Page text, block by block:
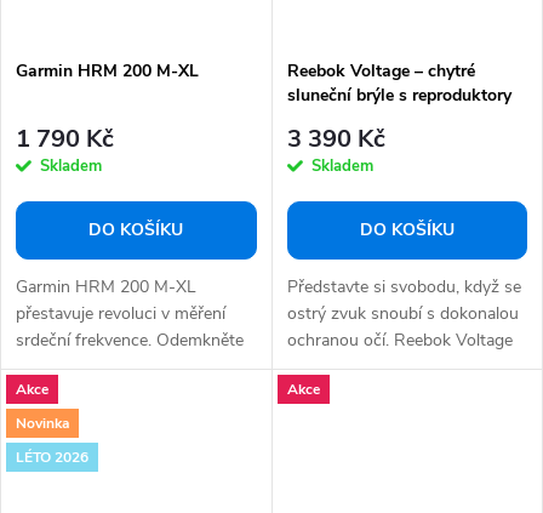
Garmin HRM 200 M-XL
1 790 Kč
Skladem
DO KOŠÍKU
Garmin HRM 200 M-XL
přestavuje revoluci v měření
srdeční frekvence. Odemkněte
hlubší porozumění...
Reebok Voltage – chytré
sluneční brýle s reproduktory
3 390 Kč
Skladem
DO KOŠÍKU
Představte si svobodu, když se
ostrý zvuk snoubí s dokonalou
ochranou očí. Reebok Voltage
–...
Akce
Novinka
LÉTO 2026
Akce